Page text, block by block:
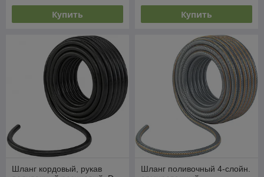
Купить Купить
Шланг кордовый, рукав
Шланг поливочный 4-слойн.